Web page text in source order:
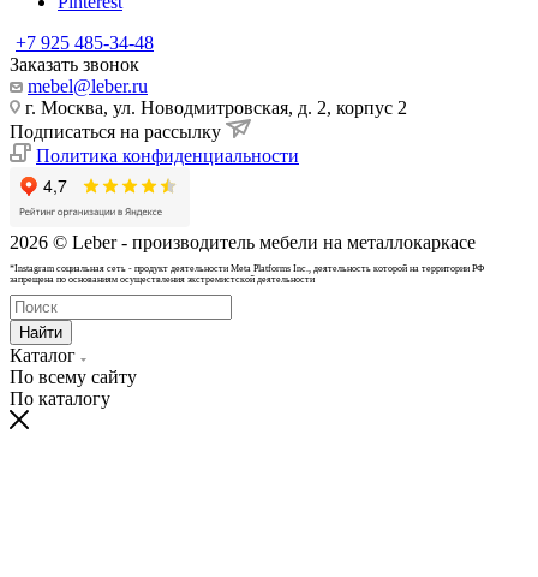
+7 925 485-34-48
Заказать звонок
mebel@leber.ru
г. Москва, ул. Новодмитровская, д. 2, корпус 2
Подписаться на рассылку
Политика конфиденциальности
2026 © Leber - производитель мебели на металлокаркасе
*Instagram cоциальная сеть - продукт деятельности Meta Platforms Inc., деятельность которой на территории РФ
запрещена по основаниям осуществления экстремистской деятельности
Найти
Каталог
По всему сайту
По каталогу